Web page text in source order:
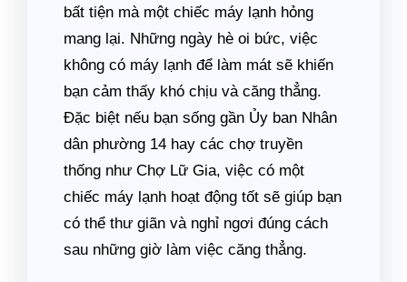
bất tiện mà một chiếc máy lạnh hỏng
mang lại. Những ngày hè oi bức, việc
không có máy lạnh để làm mát sẽ khiến
bạn cảm thấy khó chịu và căng thẳng.
Đặc biệt nếu bạn sống gần Ủy ban Nhân
dân phường 14 hay các chợ truyền
thống như Chợ Lữ Gia, việc có một
chiếc máy lạnh hoạt động tốt sẽ giúp bạn
có thể thư giãn và nghỉ ngơi đúng cách
sau những giờ làm việc căng thẳng.